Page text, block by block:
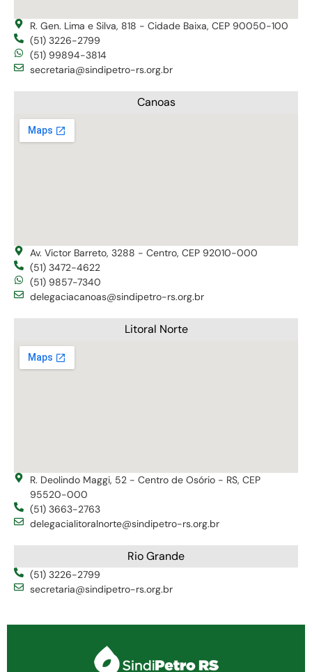
R. Gen. Lima e Silva, 818 - Cidade Baixa, CEP 90050-100
(51) 3226-2799
(51) 99894-3814
secretaria@sindipetro-rs.org.br
Canoas
Av. Victor Barreto, 3288 - Centro, CEP 92010-000
(51) 3472-4622
(51) 9857-7340
delegaciacanoas@sindipetro-rs.org.br
Litoral Norte
R. Deolindo Maggi, 52 - Centro de Osório - RS, CEP
95520-000
(51) 3663-2763
delegacialitoralnorte@sindipetro-rs.org.br
Rio Grande
(51) 3226-2799
secretaria@sindipetro-rs.org.br